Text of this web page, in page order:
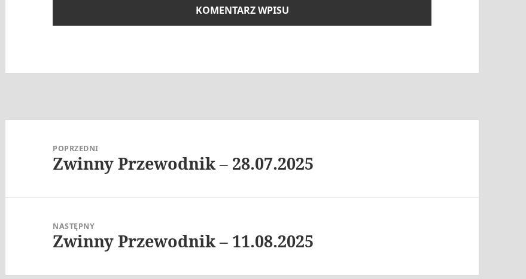
POPRZEDNI
Poprzedni
Zwinny Przewodnik – 28.07.2025
NASTĘPNY
Następny
Zwinny Przewodnik – 11.08.2025